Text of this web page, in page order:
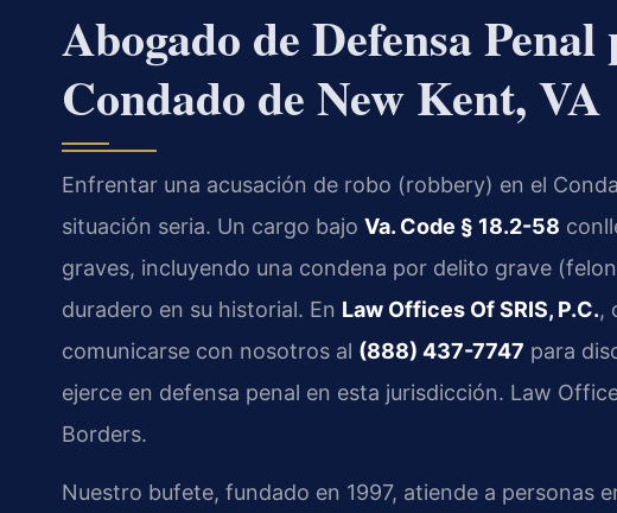
Abogado de Defensa
Condado de New Kent, VA
Enfrentar una acusación de robo (robbery) en el
situación seria. Un cargo bajo Va. Code § 18.2-58
graves, incluyendo una condena por delito grave
duradero en su historial. En Law Offices Of SRIS, P.C.,
comunicarse con nosotros al (888) 437-7747 para
ejerce en defensa penal en esta jurisdicción. Law
Borders.
Nuestro bufete, fundado en 1997, atiende a personas